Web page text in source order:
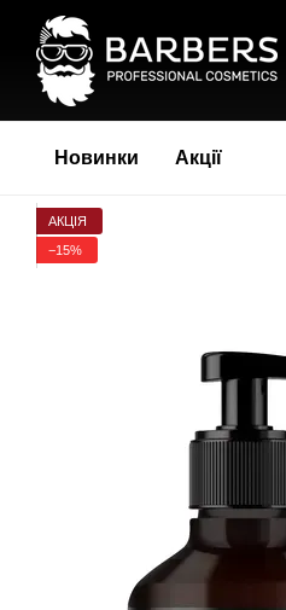
Перейти до основного контенту
Новинки Акції
АКЦІЯ
−15%